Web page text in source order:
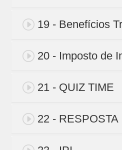
19 - Benefícios
20 - Imposto de
21 - QUIZ TIME
22 - RESPOSTA